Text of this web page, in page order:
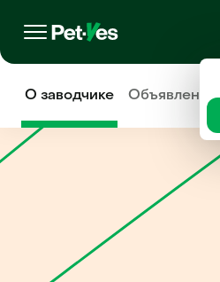
О заводчике Объявления